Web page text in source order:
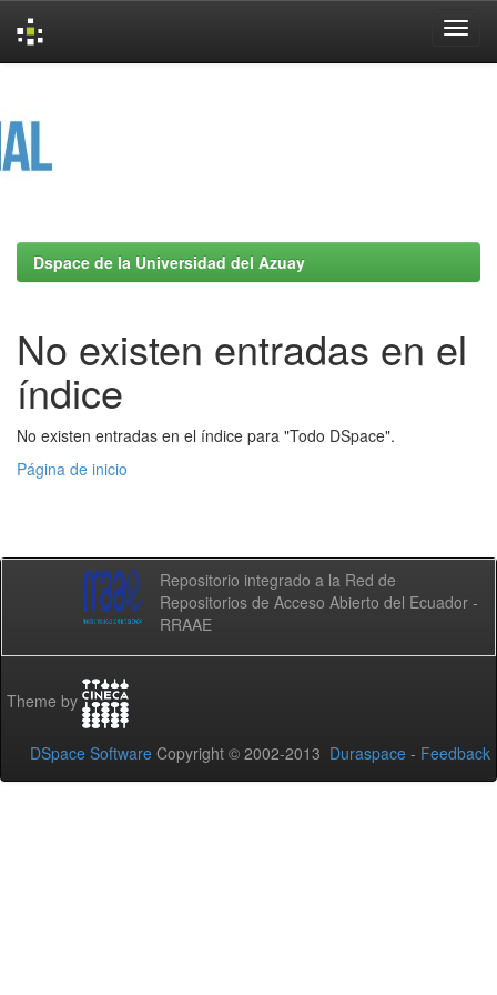
Dspace de la Universidad del Azuay
No existen entradas en el
índice
No existen entradas en el índice para "Todo DSpace".
Página de inicio
Repositorio integrado a la Red de
Repositorios de Acceso Abierto del Ecuador -
RRAAE
Theme by
DSpace Software Copyright © 2002-2013 Duraspace - Feedback